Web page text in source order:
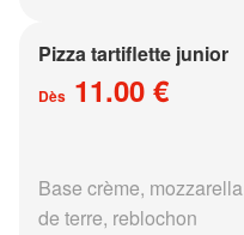
Pizza tartiflette junior
Dès 11.00 €
Base crème,
de terre, reblochon